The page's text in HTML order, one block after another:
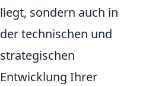
liegt, sondern auch in
der technischen und
strategischen
Entwicklung Ihrer